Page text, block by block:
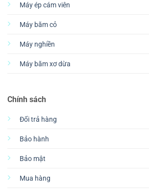
Máy ép cám viên
Máy băm cỏ
Máy nghiền
Máy băm xơ dừa
Chính sách
Đổi trả hàng
Bảo hành
Bảo mật
Mua hàng